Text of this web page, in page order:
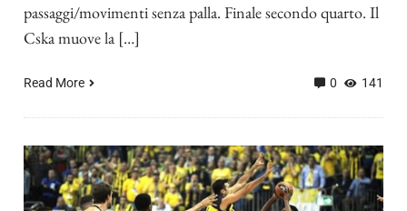
passaggi/movimenti senza palla. Finale secondo quarto. Il
Cska muove la […]
Read More 0 141